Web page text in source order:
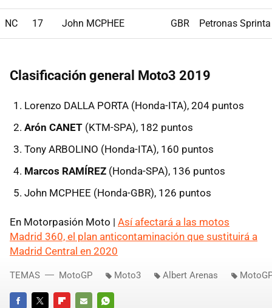
NC 17 John MCPHEE GBR Petronas
Clasificación general Moto3 2019
Lorenzo DALLA PORTA (Honda-ITA), 204 puntos
Arón CANET (KTM-SPA), 182 puntos
Tony ARBOLINO (Honda-ITA), 160 puntos
Marcos RAMÍREZ (Honda-SPA), 136 puntos
John MCPHEE (Honda-GBR), 126 puntos
En Motorpasión Moto | Así afectará a las motos
Madrid 360, el plan anticontaminación que sustituirá a
Madrid Central en 2020
TEMAS MotoGP Moto3 Albert Arenas